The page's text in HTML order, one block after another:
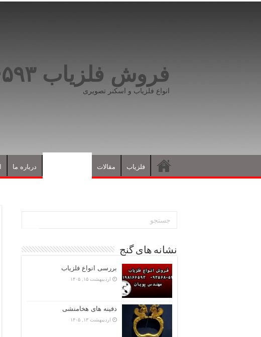
فروش فلزیاب ۰۹۱۹۸۱۶۶۵۹۳
انواع فلزیاب و اسکنر تصویری
فلزیاب مقالات درباره ما
نشانه های گنج
بررسی انواع فلزیاب
اردیبهشت ۱۵, ۱۴۰۵
دفینه های هخامنشی
اردیبهشت ۱۳, ۱۴۰۵